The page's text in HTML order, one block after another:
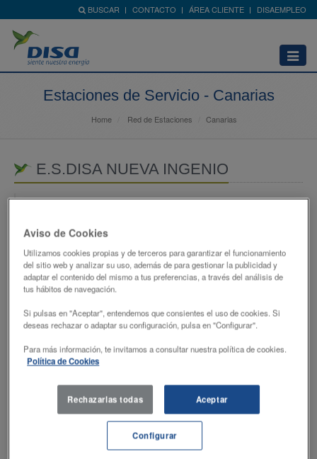
BUSCAR CONTACTO ÁREA CLIENTE DISAEMPLEO
Abrir
menú
Estaciones de Servicio - Canarias
Home Red de Estaciones Canarias
E.S.DISA NUEVA INGENIO
LAS PALMAS
618928816
atencionclientes@disagrupo.es
Productos
- DISAMax 98
- DISAEco GASOLINA 95
- AutoGas
- DISAMax gasoil
Aviso de Cookies
Utilizamos cookies propias y de terceros para garantizar el funcionamiento
del sitio web y analizar su uso, además de para gestionar la publicidad y
adaptar el contenido del mismo a tus preferencias, a través del análisis de
tus hábitos de navegación.
Si pulsas en "Aceptar", entendemos que consientes el uso de cookies. Si
deseas rechazar o adaptar su configuración, pulsa en "Configurar".
Para más información, te invitamos a consultar nuestra política de cookies.
Política de Cookies
Rechazarlas todas Aceptar
Configurar